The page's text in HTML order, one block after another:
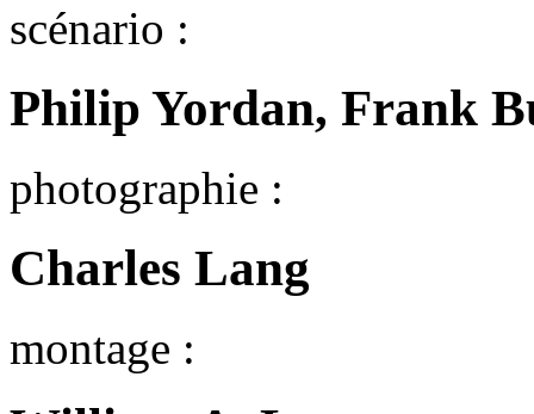
scénario :
Philip Yordan, Frank
photographie :
Charles Lang
montage :